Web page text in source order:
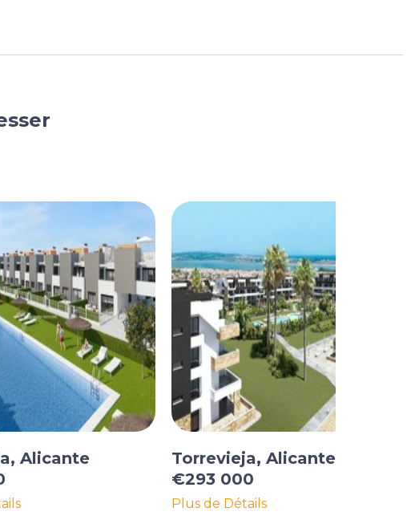
Alicante
Torrevieja, Alicante
€293 000
Plus de Détails